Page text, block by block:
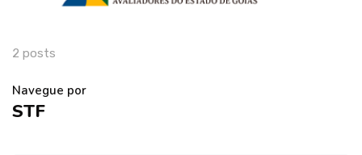
2 posts
Navegue por
STF